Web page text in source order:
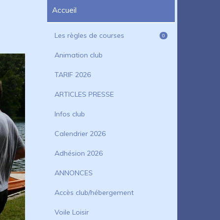
Accueil
Les règles de courses 0
Animation club
TARIF 2026
ARTICLES PRESSE
Infos club
Calendrier 2026
Adhésion 2026
ANNONCES
Accès club/hébergement
Voile Loisir